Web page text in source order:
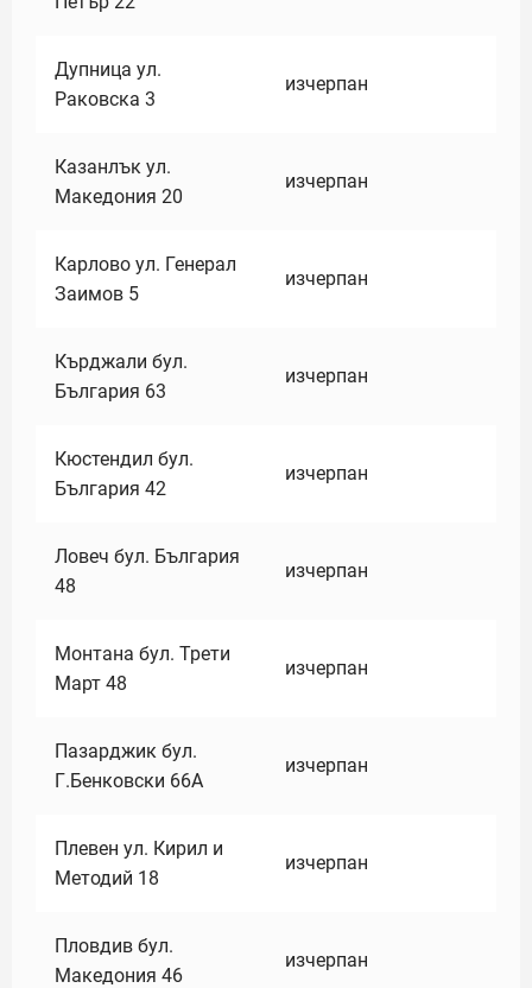
Дупница ул.
Раковска 3
изчерпан
Казанлък ул.
Македония 20
изчерпан
Карлово ул. Генерал
Заимов 5
изчерпан
Кърджали бул.
България 63
изчерпан
Кюстендил бул.
България 42
изчерпан
Ловеч бул. България
48
изчерпан
Монтана бул. Трети
Март 48
изчерпан
Пазарджик бул.
Г.Бенковски 66А
изчерпан
Плевен ул. Кирил и
Методий 18
изчерпан
Пловдив бул.
Македония 46
изчерпан